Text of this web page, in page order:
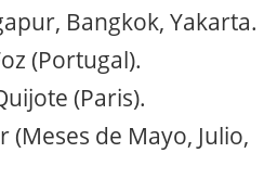
Bangkok, Yakarta.
(Portugal).
(Paris).
(Meses de Mayo, Julio,